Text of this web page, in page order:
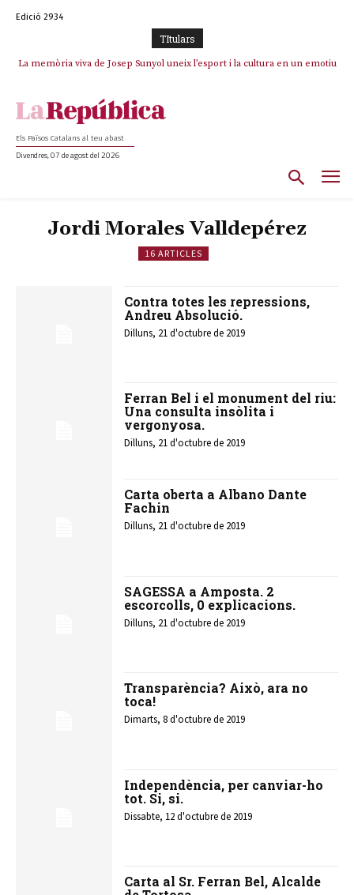
Edició 2934
TItulars
La memòria viva de Josep Sunyol uneix l’esport i la cultura en un emotiu
Els Països Catalans al teu abast
Divendres, 07 de agost del 2026
Jordi Morales Valldepérez
16 ARTICLES
Contra totes les repressions,
Andreu Absolució.
Dilluns, 21 d'octubre de 2019
Ferran Bel i el monument del riu:
Una consulta insòlita i
vergonyosa.
Dilluns, 21 d'octubre de 2019
Carta oberta a Albano Dante
Fachin
Dilluns, 21 d'octubre de 2019
SAGESSA a Amposta. 2
escorcolls, 0 explicacions.
Dilluns, 21 d'octubre de 2019
Transparència? Això, ara no
toca!
Dimarts, 8 d'octubre de 2019
Independència, per canviar-ho
tot. Si, si.
Dissabte, 12 d'octubre de 2019
Carta al Sr. Ferran Bel, Alcalde